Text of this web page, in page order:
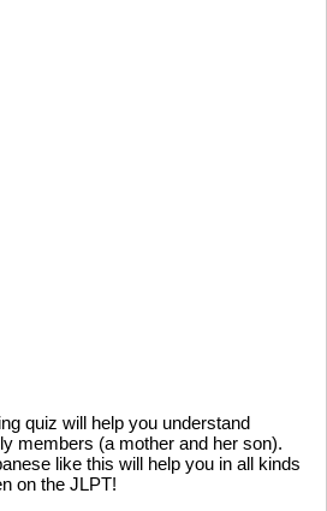
quiz will help you understand
members (a mother and her son).
like this will help you in all kinds
on the JLPT!